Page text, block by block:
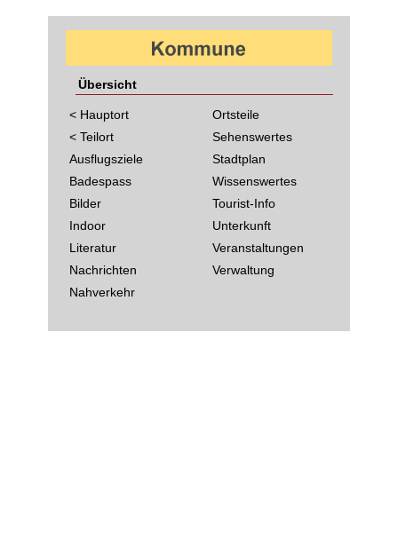
Übersicht
< Hauptort
< Teilort
Ausflugsziele
Badespass
Bilder
Indoor
Literatur
Nachrichten
Nahverkehr
Ortsteile
Sehenswertes
Stadtplan
Wissenswertes
Tourist-Info
Unterkunft
Veranstaltungen
Verwaltung